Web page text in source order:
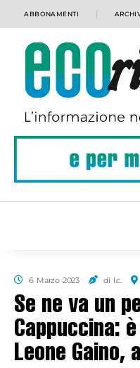
ABBONAMENTI
6 Marzo 2023 di l.c.
Se ne va un
Cappuccina:
Leone Gaino,